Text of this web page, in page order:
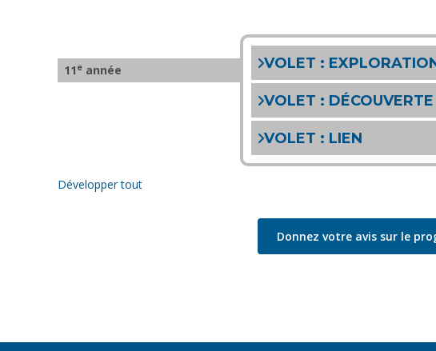
11 e année VOLET :
VOLET : DÉCOUVERTE
VOLET : LIEN
Développer tout
Donnez votre avis sur le